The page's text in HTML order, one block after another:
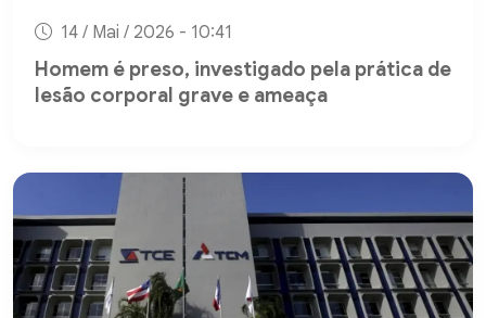
14 / Mai / 2026 - 10:41
Homem é preso, investigado pela prática de
lesão corporal grave e ameaça